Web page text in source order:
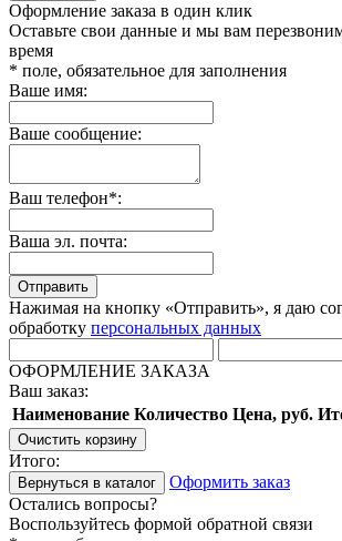
Оформление заказа в один клик
Оставьте свои данные и мы вам
время
* поле, обязательное для заполнения
Ваше имя:
Ваше сообщение:
Ваш телефон*:
Ваша эл. почта:
Отправить
Нажимая на кнопку «Отправить», я даю
обработку персональных данных
ОФОРМЛЕНИЕ ЗАКАЗА
Ваш заказ:
Наименование Количество Цена, руб.
Очистить корзину
Итого:
Вернуться в каталог
Оформить заказ
Остались вопросы?
Воспользуйтесь формой обратной связи